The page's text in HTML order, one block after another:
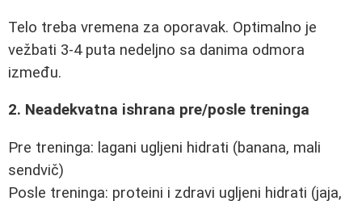
Telo treba vremena za oporavak. Optimalno je
vežbati 3-4 puta nedeljno sa danima odmora
između.
2. Neadekvatna ishrana pre/posle treninga
Pre treninga: lagani ugljeni hidrati (banana, mali
sendvič)
Posle treninga: proteini i zdravi ugljeni hidrati (jaja,